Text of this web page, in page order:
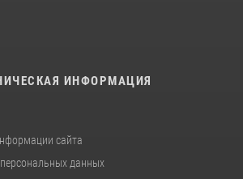
ИНФОРМАЦИЯ
сайта
данных